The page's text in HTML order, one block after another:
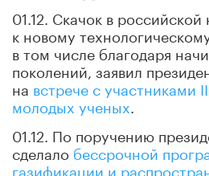
01.12. Скачок в российской
к новому
в том числе благодаря
поколений, заявил
на встрече с участниками
молодых ученых
01.12. По поручению
сделало бессрочной
газификации и